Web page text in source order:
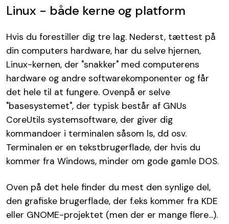
Linux - både kerne og platform
Hvis du forestiller dig tre lag. Nederst, tættest på
din computers hardware, har du selve hjernen,
Linux-kernen, der "snakker" med computerens
hardware og andre softwarekomponenter og får
det hele til at fungere. Ovenpå er selve
"basesystemet", der typisk består af GNUs
CoreUtils systemsoftware, der giver dig
kommandoer i terminalen såsom ls, dd osv.
Terminalen er en tekstbrugerflade, der hvis du
kommer fra Windows, minder om gode gamle DOS.
Oven på det hele finder du mest den synlige del,
den grafiske brugerflade, der f.eks kommer fra KDE
eller GNOME-projektet (men der er mange flere...).